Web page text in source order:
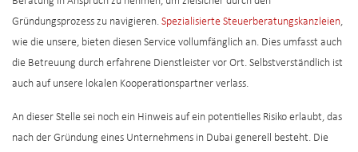
Gründungsprozess zu navigieren. Spezialisierte Steuerberatungskanzleien,
wie die unsere, bieten diesen Service vollumfänglich an. Dies umfasst auch
die Betreuung durch erfahrene Dienstleister vor Ort. Selbstverständlich ist
auch auf unsere lokalen Kooperationspartner verlass.
An dieser Stelle sei noch ein Hinweis auf ein potentielles Risiko erlaubt, das
nach der Gründung eines Unternehmens in Dubai generell besteht. Die